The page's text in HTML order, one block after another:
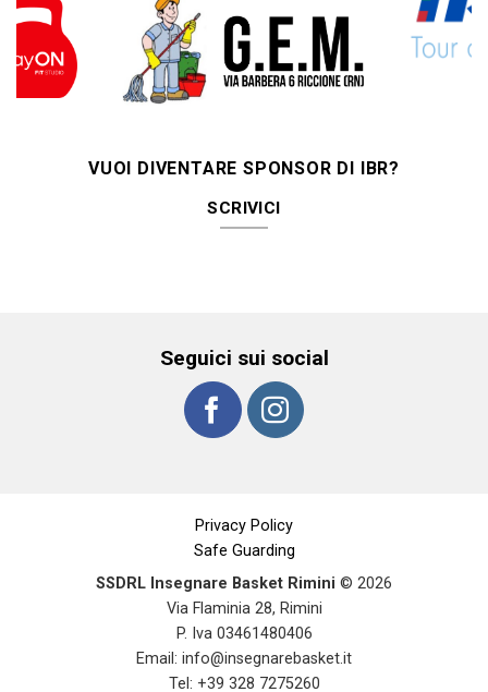
VUOI DIVENTARE SPONSOR DI IBR?
SCRIVICI
Seguici sui social
Privacy Policy
Safe Guarding
SSDRL Insegnare Basket Rimini © 2026
Via Flaminia 28, Rimini
P. Iva 03461480406
Email: info@insegnarebasket.it
Tel: +39 328 7275260